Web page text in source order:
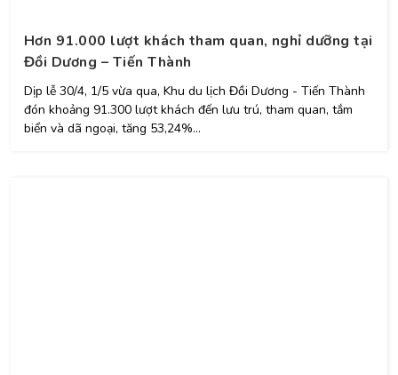
Hơn 91.000 lượt khách tham quan, nghỉ dưỡng tại
Đồi Dương – Tiến Thành
Dịp lễ 30/4, 1/5 vừa qua, Khu du lịch Đồi Dương - Tiến Thành
đón khoảng 91.300 lượt khách đến lưu trú, tham quan, tắm
biển và dã ngoại, tăng 53,24%...